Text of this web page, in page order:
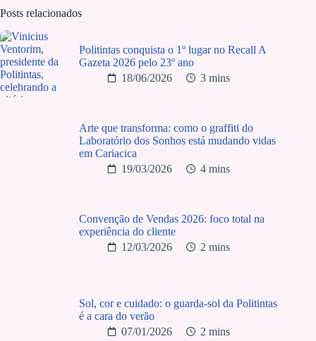
Posts relacionados
Politintas conquista o 1º lugar no Recall A
Gazeta 2026 pelo 23º ano
18/06/2026
3 mins
Arte que transforma: como o graffiti do
Laboratório dos Sonhos está mudando vidas
em Cariacica
19/03/2026
4 mins
Convenção de Vendas 2026: foco total na
experiência do cliente
12/03/2026
2 mins
Sol, cor e cuidado: o guarda-sol da Politintas
é a cara do verão
07/01/2026
2 mins